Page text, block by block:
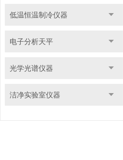
低温恒温制冷仪器
电子分析天平
光学光谱仪器
洁净实验室仪器